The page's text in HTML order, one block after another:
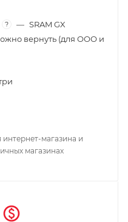
? — SRAM GX
вернуть (для ООО и
магазина и
магазинах